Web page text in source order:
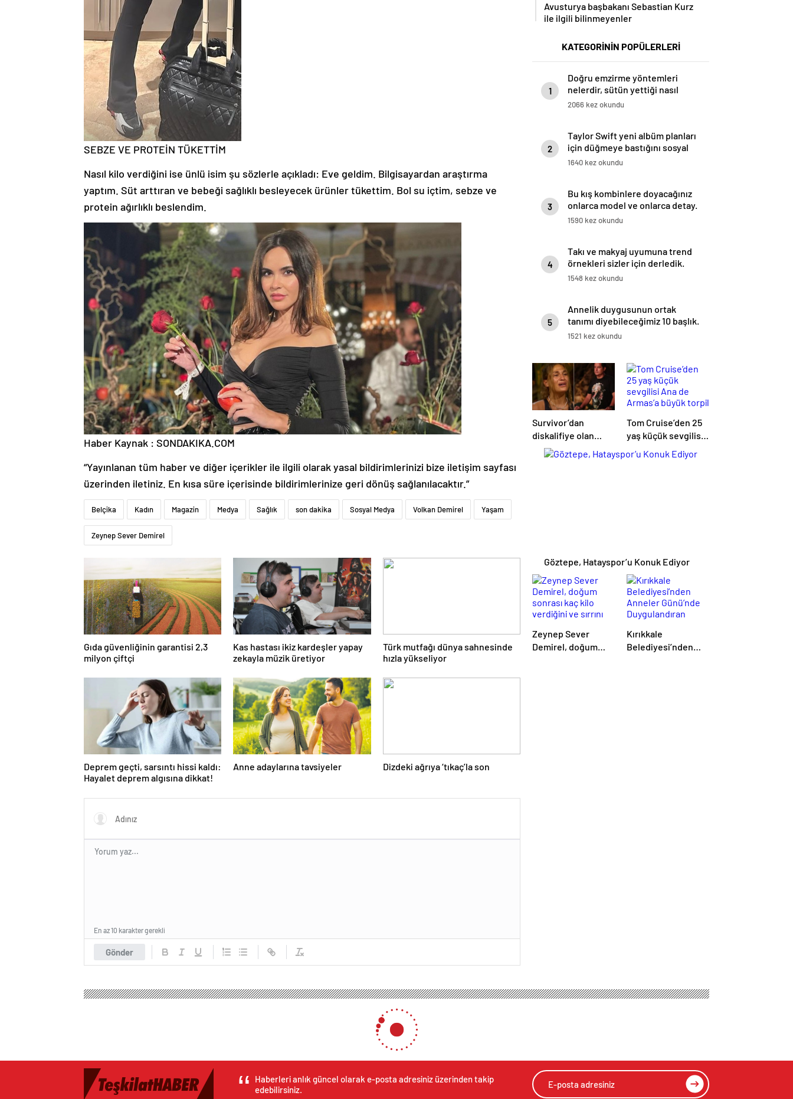
SEBZE VE PROTEİN TÜKETTİM
Nasıl kilo verdiğini ise ünlü isim şu sözlerle açıkladı: Eve geldim. Bilgisayardan araştırma
yaptım. Süt arttıran ve bebeği sağlıklı besleyecek ürünler tükettim. Bol su içtim, sebze ve
protein ağırlıklı beslendim.
Haber Kaynak : SONDAKIKA.COM
“Yayınlanan tüm haber ve diğer içerikler ile ilgili olarak yasal bildirimlerinizi bize iletişim sayfası
üzerinden iletiniz. En kısa süre içerisinde bildirimlerinize geri dönüş sağlanılacaktır.”
Belçika Kadın Magazin Medya Sağlık son dakika Sosyal Medya Volkan Demirel Yaşam
Zeynep Sever Demirel
Gıda güvenliğinin garantisi 2,3
milyon çiftçi
Kas hastası ikiz kardeşler yapay
zekayla müzik üretiyor
Türk mutfağı dünya sahnesinde
hızla yükseliyor
Deprem geçti, sarsıntı hissi kaldı:
Hayalet deprem algısına dikkat!
Anne adaylarına tavsiyeler Dizdeki ağrıya ‘tıkaç’la son
Gönder
En az 10 karakter gerekli
Avusturya başbakanı Sebastian Kurz
ile ilgili bilinmeyenler
KATEGORİNİN POPÜLERLERİ
1
Doğru emzirme yöntemleri
nelerdir, sütün yettiği nasıl
anlaşılır?
2066 kez okundu
2
Taylor Swift yeni albüm planları
için düğmeye bastığını sosyal
medyadan duyurdu!
1640 kez okundu
3
Bu kış kombinlere doyacağınız
onlarca model ve onlarca detay.
1590 kez okundu
4
Takı ve makyaj uyumuna trend
örnekleri sizler için derledik.
1548 kez okundu
5
Annelik duygusunun ortak
tanımı diyebileceğimiz 10 başlık.
1521 kez okundu
Survivor’dan
diskalifiye olan
Almeda Baylan en
büyük pişmanlığını
Tom Cruise’den 25
yaş küçük sevgilisi
Ana de Armas’a
Göztepe, Hatayspor’u Konuk Ediyor
Zeynep Sever
Demirel, doğum
Kırıkkale
Belediyesi’nden
Haberleri anlık güncel olarak e-posta adresiniz üzerinden takip
edebilirsiniz.